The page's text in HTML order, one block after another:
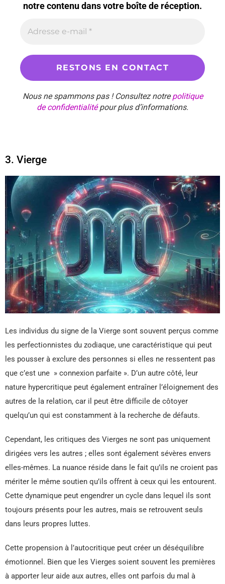
notre contenu dans votre boîte de réception.
Nous ne spammons pas ! Consultez notrepolitique
de confidentialitépour plus d’informations.
3. Vierge
Les individus du signe de la Vierge sont souvent perçus comme
les perfectionnistes du zodiaque, une caractéristique qui peut
les pousser à exclure des personnes si elles ne ressentent pas
que c’est une » connexion parfaite ». D’un autre côté, leur
nature hypercritique peut également entraîner l’éloignement des
autres de la relation, car il peut être difficile de côtoyer
quelqu’un qui est constamment à la recherche de défauts.
Cependant, les critiques des Vierges ne sont pas uniquement
dirigées vers les autres ; elles sont également sévères envers
elles-mêmes. La nuance réside dans le fait qu’ils ne croient pas
mériter le même soutien qu’ils offrent à ceux qui les entourent.
Cette dynamique peut engendrer un cycle dans lequel ils sont
toujours présents pour les autres, mais se retrouvent seuls
dans leurs propres luttes.
Cette propension à l’autocritique peut créer un déséquilibre
émotionnel. Bien que les Vierges soient souvent les premières
à apporter leur aide aux autres, elles ont parfois du mal à